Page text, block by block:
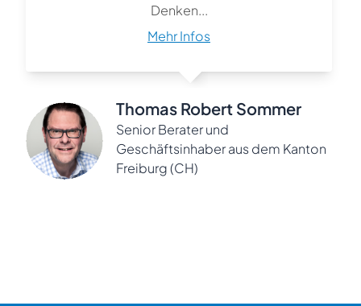
Denken...
Mehr Infos
Thomas Robert Sommer
Senior Berater und
Geschäftsinhaber aus dem Kanton
Freiburg (CH)